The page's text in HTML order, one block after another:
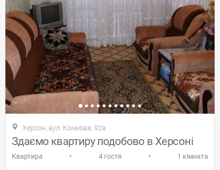
Херсон, вул. Комкова, 92а
Здаємо квартиру подобово в Херсоні
Квартира • 4 гостя • 1 кімната